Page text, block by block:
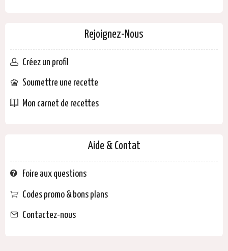
Rejoignez-Nous
Créez un profil
Soumettre une recette
Mon carnet de recettes
Aide & Contat
Foire aux questions
Codes promo & bons plans
Contactez-nous